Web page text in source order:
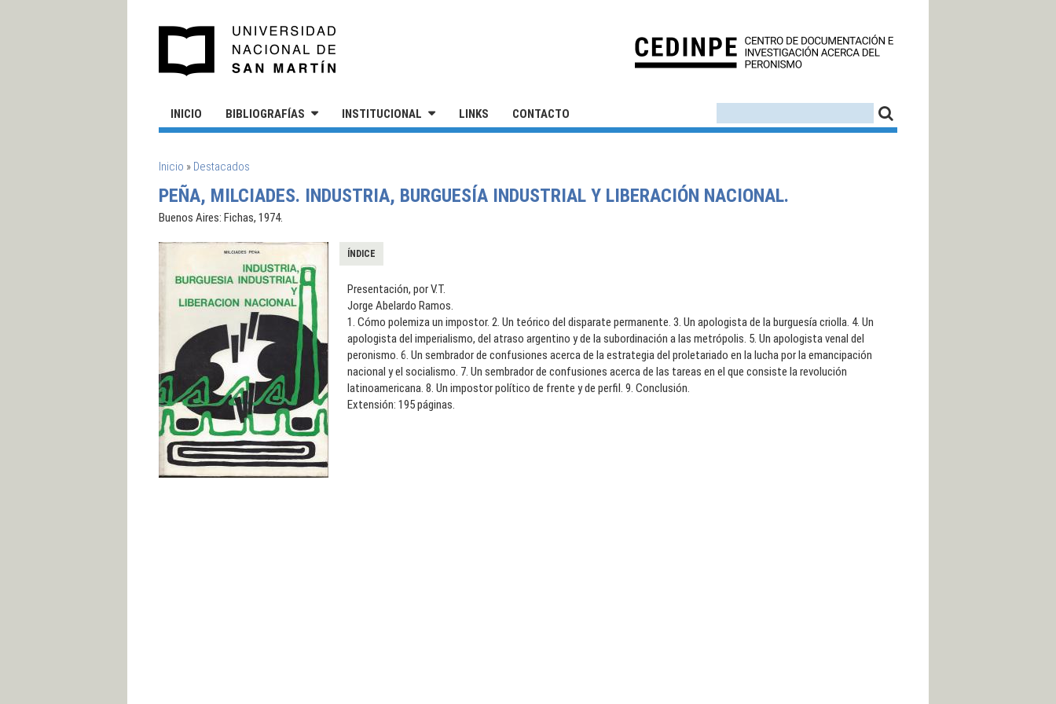
INICIO BIBLIOGRAFÍAS INSTITUCIONAL LINKS CONTACTO
SE ENCUENTRA USTED AQUÍ
Inicio » Destacados
PEÑA, MILCIADES. INDUSTRIA, BURGUESÍA INDUSTRIAL Y LIBERACIÓN NACIONAL.
Buenos Aires: Fichas, 1974.
ÍNDICE
Presentación, por V.T.
Jorge Abelardo Ramos.
1. Cómo polemiza un impostor. 2. Un teórico del disparate permanente. 3. Un apologista de la burguesía criolla. 4. Un
apologista del imperialismo, del atraso argentino y de la subordinación a las metrópolis. 5. Un apologista venal del
peronismo. 6. Un sembrador de confusiones acerca de la estrategia del proletariado en la lucha por la emancipación
nacional y el socialismo. 7. Un sembrador de confusiones acerca de las tareas en el que consiste la revolución
latinoamericana. 8. Un impostor político de frente y de perfil. 9. Conclusión.
Extensión: 195 páginas.